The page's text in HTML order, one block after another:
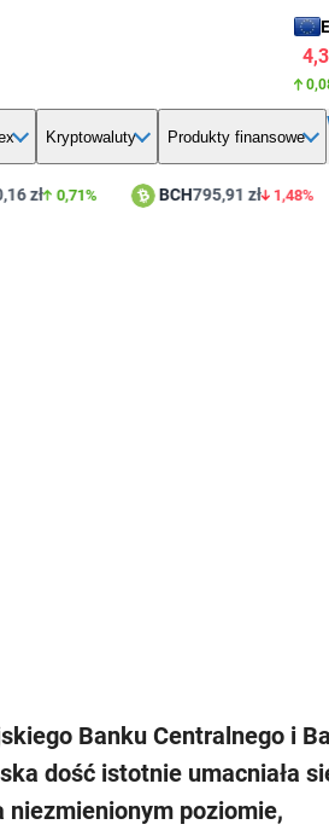
Kryptowaluty Produkty finansowe
0,71% BCH795,91 zł 1,48%
Banku Centralnego i
dość istotnie umacniała
niezmienionym poziomie,